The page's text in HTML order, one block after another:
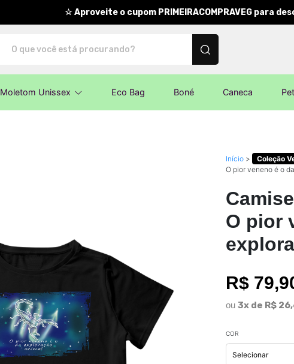
☆ Aproveite o cupom PRIMEIRACOMPRAVEG para
Moletom Unissex Eco Bag Boné Caneca
Início > Coleção
O pior veneno é o
O pior
R$
ou 3x de R$
COR